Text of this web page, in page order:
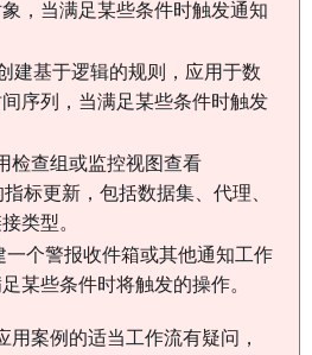
，当满足某些条件时触发通知
建基于逻辑的规则，应用于数
序列，当满足某些条件时触发
检查组或监控视图查看
标更新，包括数据集、代理、
类型。
一个警报收件箱或其他通知工作
某些条件时将触发的操作。
用案例的适当工作流有疑问，